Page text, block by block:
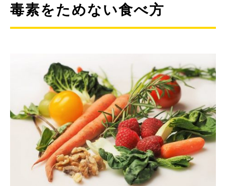
毒素をためない食べ方